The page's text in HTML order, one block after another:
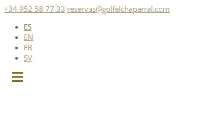
Saltar
contenido
+34 952 58 77 33 reservas@golfelchaparral.com
ES
EN
FR
SV